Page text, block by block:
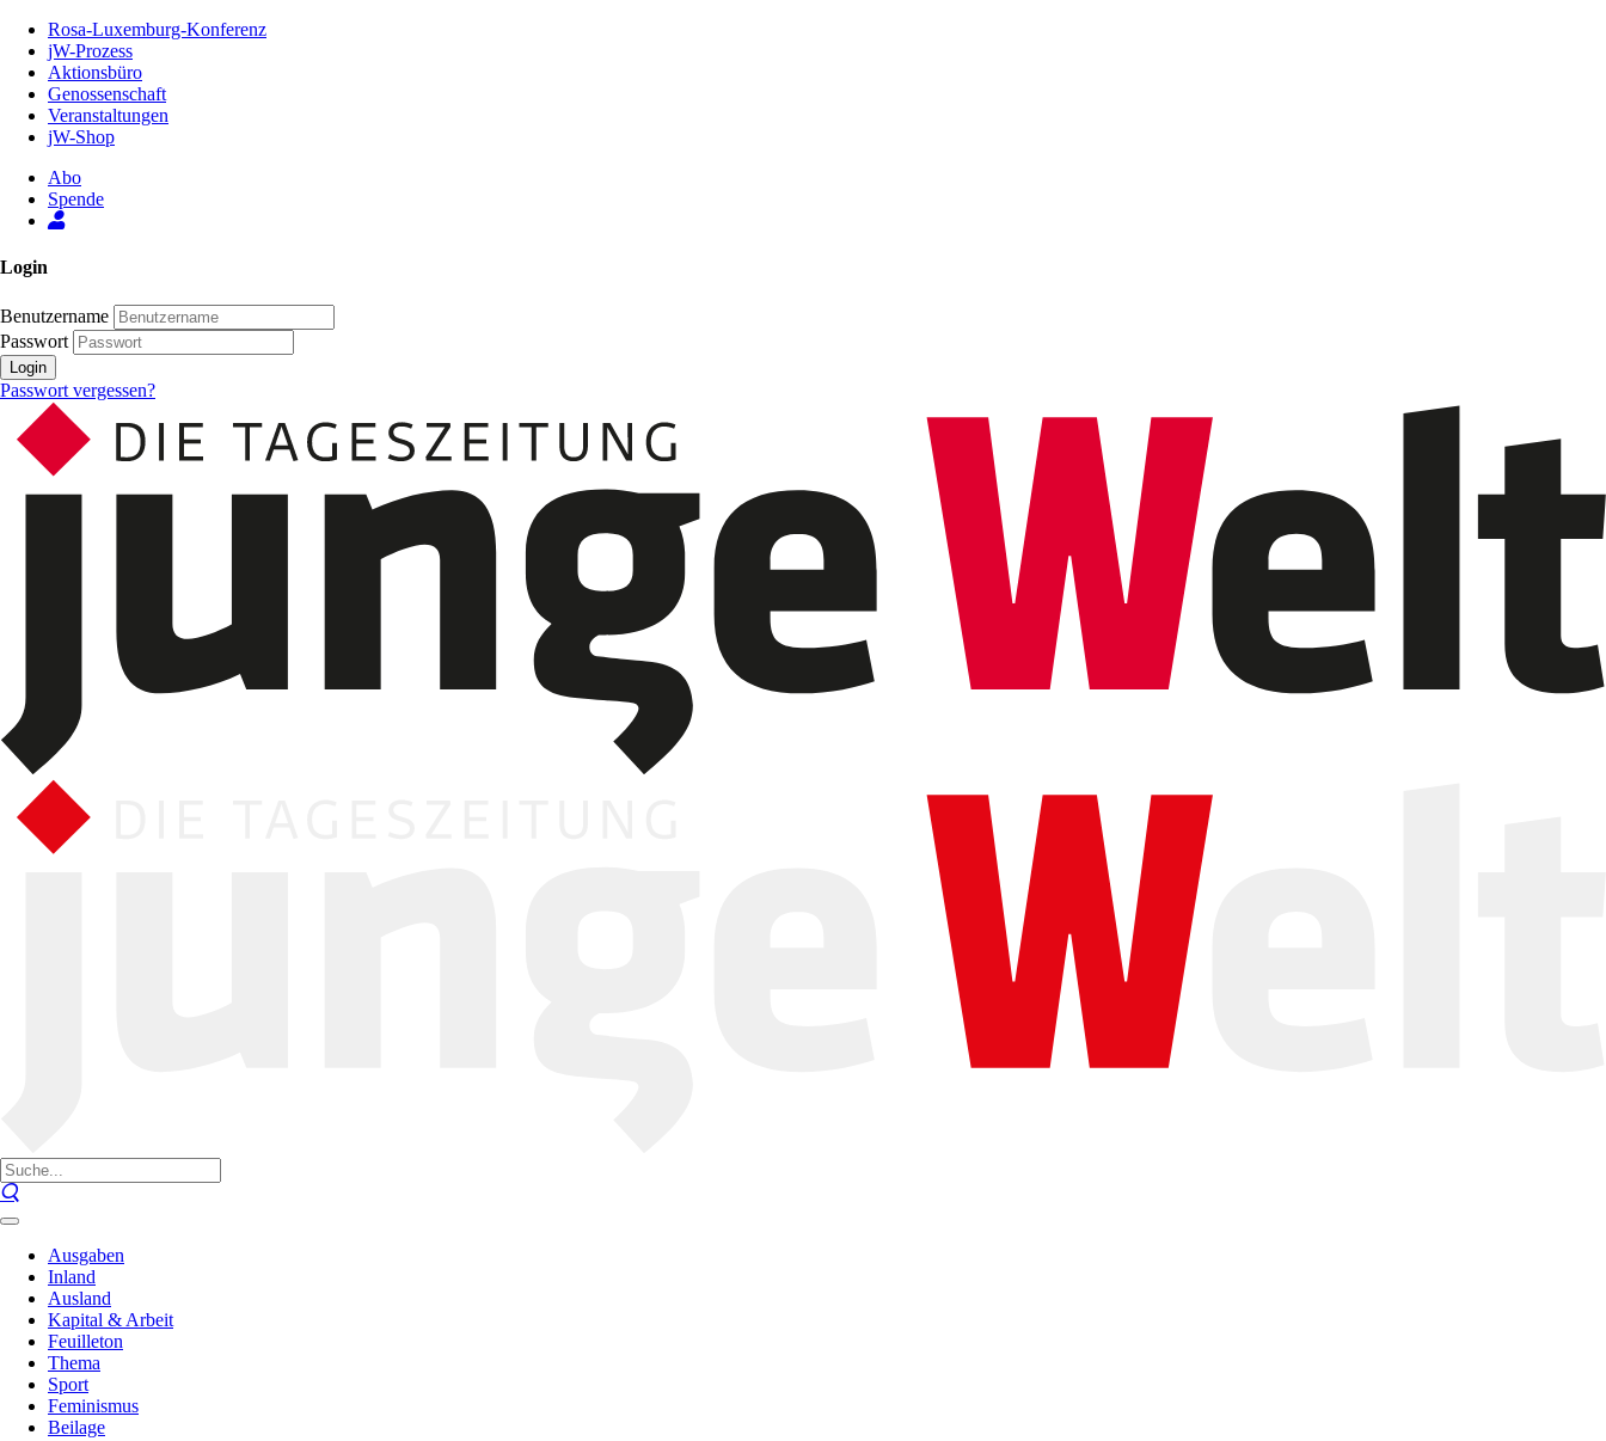
Inhalt
Seite
Rosa-Luxemburg-Konferenz
jW-Prozess
Aktionsbüro
Genossenschaft
Veranstaltungen
jW-Shop
Abo
Spende
Login
Benutzername
Passwort
Login
Passwort vergessen?
Ausgaben
Inland
Ausland
Kapital & Arbeit
Feuilleton
Thema
Sport
Feminismus
Beilage